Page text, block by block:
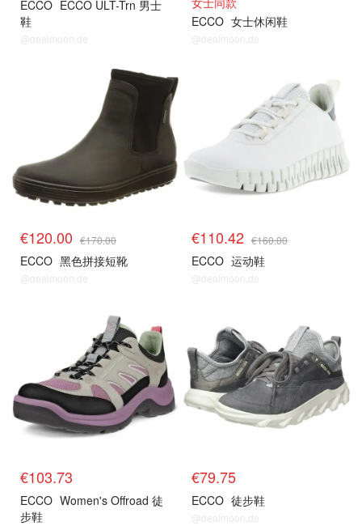
ECCO ECCO ULT-Trn 男士
鞋
@dealmoon.de
ECCO 女士休闲鞋
@dealmoon.de
€120.00 €170.00
ECCO 黑色拼接短靴
@dealmoon.de
€110.42 €160.00
ECCO 运动鞋
@dealmoon.de
€103.73
ECCO Women's Offroad 徒
步鞋
€79.75
ECCO 徒步鞋
@dealmoon.de